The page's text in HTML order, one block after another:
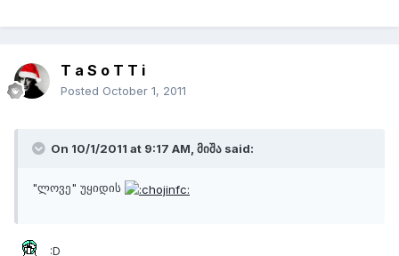
T a S o T T i
Posted October 1, 2011
On 10/1/2011 at 9:17 AM, მიშა said:
"ლოვე" უყიდის
:D